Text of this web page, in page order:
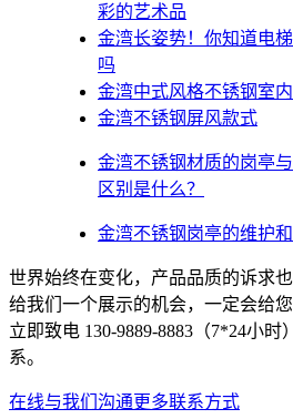
彩的艺术品
金湾​长姿势！你知道电
吗
金湾中式风格不锈钢室
金湾不锈钢屏风款式
金湾不锈钢材质的岗亭
区别是什么？
金湾不锈钢岗亭的维护
世界始终在变化，产品品质的诉求也
给我们一个展示的机会，一定会给您
立即致电 130-9889-8883（7*24小
系。
在线与我们沟通更多联系方式